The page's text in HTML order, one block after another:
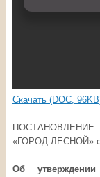
Скачать (DOC,
«ГОРОД ЛЕСНОЙ»
Об